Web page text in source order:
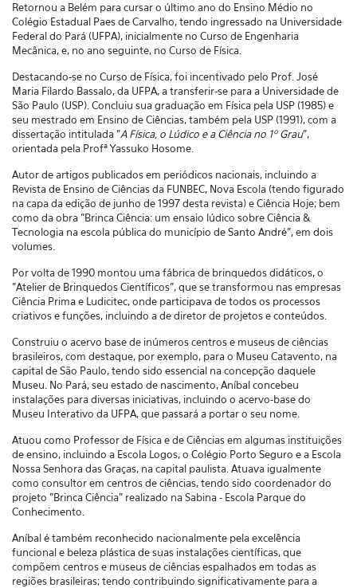
Retornou a Belém para cursar o último ano do Ensino Médio no
Colégio Estadual Paes de Carvalho, tendo ingressado na Universidade
Federal do Pará (UFPA), inicialmente no Curso de Engenharia
Mecânica, e, no ano seguinte, no Curso de Física.
Destacando-se no Curso de Física, foi incentivado pelo Prof. José
Maria Filardo Bassalo, da UFPA, a transferir-se para a Universidade de
São Paulo (USP). Concluiu sua graduação em Física pela USP (1985) e
seu mestrado em Ensino de Ciências, também pela USP (1991), com a
dissertação intitulada "A Física, o Lúdico e a Ciência no 1º Grau",
orientada pela Profª Yassuko Hosome.
Autor de artigos publicados em periódicos nacionais, incluindo a
Revista de Ensino de Ciências da FUNBEC, Nova Escola (tendo figurado
na capa da edição de junho de 1997 desta revista) e Ciência Hoje; bem
como da obra "Brinca Ciência: um ensaio lúdico sobre Ciência &
Tecnologia na escola pública do município de Santo André", em dois
volumes.
Por volta de 1990 montou uma fábrica de brinquedos didáticos, o
"Atelier de Brinquedos Científicos", que se transformou nas empresas
Ciência Prima e Ludicitec, onde participava de todos os processos
criativos e funções, incluindo a de diretor de projetos e conteúdos.
Construiu o acervo base de inúmeros centros e museus de ciências
brasileiros, com destaque, por exemplo, para o Museu Catavento, na
capital de São Paulo, tendo sido essencial na concepção daquele
Museu. No Pará, seu estado de nascimento, Aníbal concebeu
instalações para diversas iniciativas, incluindo o acervo-base do
Museu Interativo da UFPA, que passará a portar o seu nome.
Atuou como Professor de Física e de Ciências em algumas instituições
de ensino, incluindo a Escola Logos, o Colégio Porto Seguro e a Escola
Nossa Senhora das Graças, na capital paulista. Atuava igualmente
como consultor em centros de ciências, tendo sido coordenador do
projeto "Brinca Ciência” realizado na Sabina - Escola Parque do
Conhecimento.
Aníbal é também reconhecido nacionalmente pela excelência
funcional e beleza plástica de suas instalações científicas, que
compõem centros e museus de ciências espalhados em todas as
regiões brasileiras; tendo contribuindo significativamente para a